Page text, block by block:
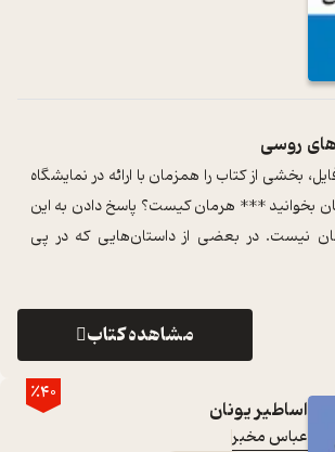
روسی
بخشی از کتاب را همزمان با ارائه در نمایشگاه
بخوانید *** هرمان کیست؟ پاسخ دادن به این
نیست. در بعضی از داستان‌هایی که در پی
مشاهده کتاب
٪40
اساطیر یونان
عباس مخبر